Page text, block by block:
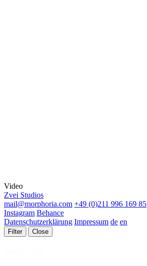
Video
Zvei Studios
mail@morphoria.com +49 (0)211 996 169 85
Instagram Behance
Datenschutzerklärung Impressum de en
Filter Close